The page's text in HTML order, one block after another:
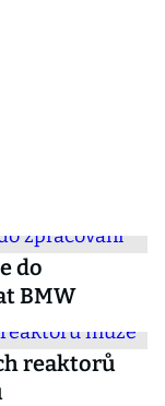
do
BMW
reaktorů